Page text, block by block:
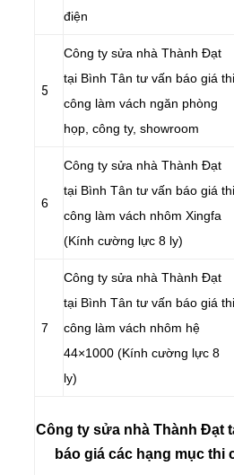
điện
5
Công ty sửa nhà Thành Đạt
tại Bình Tân tư vấn báo giá thi
công làm vách ngăn phòng
họp, công ty, showroom
6
Công ty sửa nhà Thành Đạt
tại Bình Tân tư vấn báo giá thi
công làm vách nhôm Xingfa
(Kính cường lực 8 ly)
7
Công ty sửa nhà Thành Đạt
tại Bình Tân tư vấn báo giá thi
công làm vách nhôm hệ
44×1000 (Kính cường lực 8
ly)
Công ty sửa nhà Thành Đạt
báo giá các hạng mục thi